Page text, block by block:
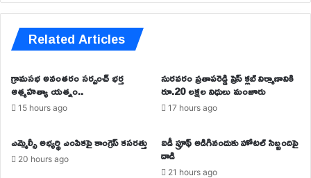
Related Articles
గ్రామసభ అనంతరం సర్పంచ్ భర్త
ఆత్మహత్యా యత్నం..
15 hours ago
సురవరం ప్రతాపరెడ్డి ప్రెస్ క్లబ్ నిర్మాణానికి
రూ.20 లక్షల నిధులు మంజూరు
17 hours ago
ఎమ్మెల్సీ అభ్యర్థి ఎంపికపై కాంగ్రెస్ కసరత్తు
20 hours ago
ఐడీ ప్రూఫ్ అడిగినందుకు హోటల్‌ సిబ్బందిపై
దాడి
21 hours ago